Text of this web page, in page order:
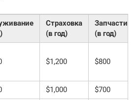
Страховка
(в год)
Запчасти
(в год)
$1,200 $800
$1,000
$700